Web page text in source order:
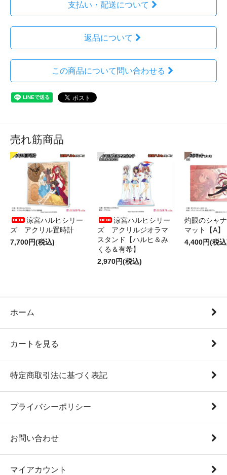
支払い・配送について
返品について
この商品について問い合わせる
売れ筋商品
涼宮ハルヒシリー
ズ アクリル置時計
7,700円(税込)
涼宮ハルヒシリー
ズ アクリルジオラマ
スタンド【ハルヒ＆み
くる＆有希】
2,970円(税込)
灼眼のシャ
マット【A】
4,400円(税
ホーム
カートを見る
特定商取引法に基づく表記
プライバシーポリシー
お問い合わせ
マイアカウント